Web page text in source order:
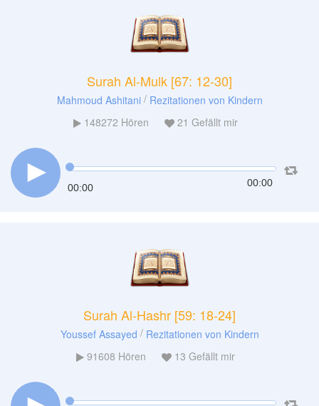
Surah Al-Mulk [67: 12-30]
Mahmoud Ashitani/ Rezitationen von Kindern
148272 Hören 21 Gefällt mir
00:00 00:00
Surah Al-Hashr [59: 18-24]
Youssef Assayed / Rezitationen von Kindern
91608 Hören 13 Gefällt mir